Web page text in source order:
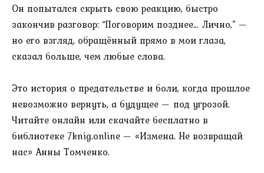
Он попытался скрыть свою реакцию, быстро
закончив разговор: “Поговорим позднее… Лично,” —
но его взгляд, обращённый прямо в мои глаза,
сказал больше, чем любые слова.
Это история о предательстве и боли, когда прошлое
невозможно вернуть, а будущее — под угрозой.
Читайте онлайн или скачайте бесплатно в
библиотеке 7knig.online — «Измена. Не возвращай
нас» Анны Томченко.